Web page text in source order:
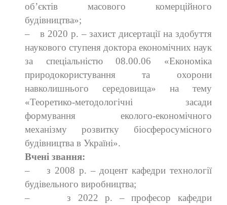
об’єктів масового комерційного
будівництва»;
–
в 2020 р. – захист дисертації на здобуття
наукового ступеня доктора економічних наук
за спеціальністю 08.00.06 «Економіка
природокористування та охорони
навколишнього середовища» на тему
«Теоретико-методологічні засади
формування еколого-економічного
механізму розвитку біосферосумісного
будівництва в Україні».
Вчені звання:
–
з 2008 р. – доцент кафедри технології
будівельного виробництва;
–
з 2022 р. – професор кафедри